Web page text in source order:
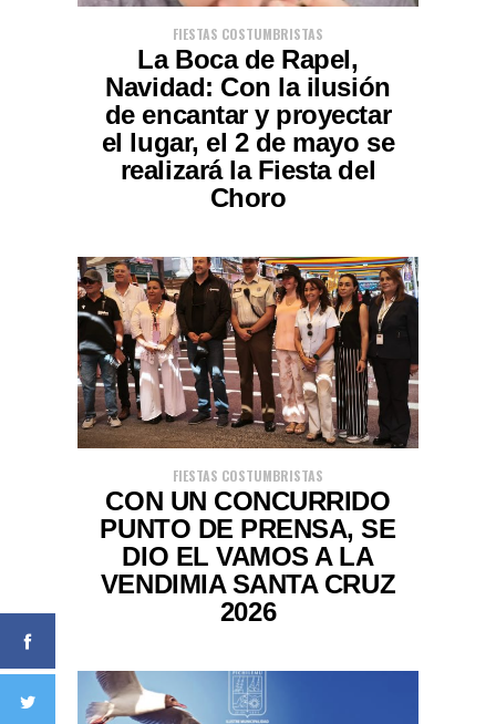
FIESTAS COSTUMBRISTAS
La Boca de Rapel,
Navidad: Con la ilusión
de encantar y proyectar
el lugar, el 2 de mayo se
realizará la Fiesta del
Choro
FIESTAS COSTUMBRISTAS
CON UN CONCURRIDO
PUNTO DE PRENSA, SE
DIO EL VAMOS A LA
VENDIMIA SANTA CRUZ
2026